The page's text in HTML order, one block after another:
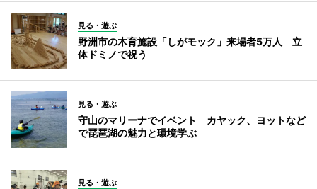
見る・遊ぶ
野洲市の木育施設「しがモック」来場者5万人 立
体ドミノで祝う
見る・遊ぶ
守山のマリーナでイベント カヤック、ヨットなど
で琵琶湖の魅力と環境学ぶ
見る・遊ぶ